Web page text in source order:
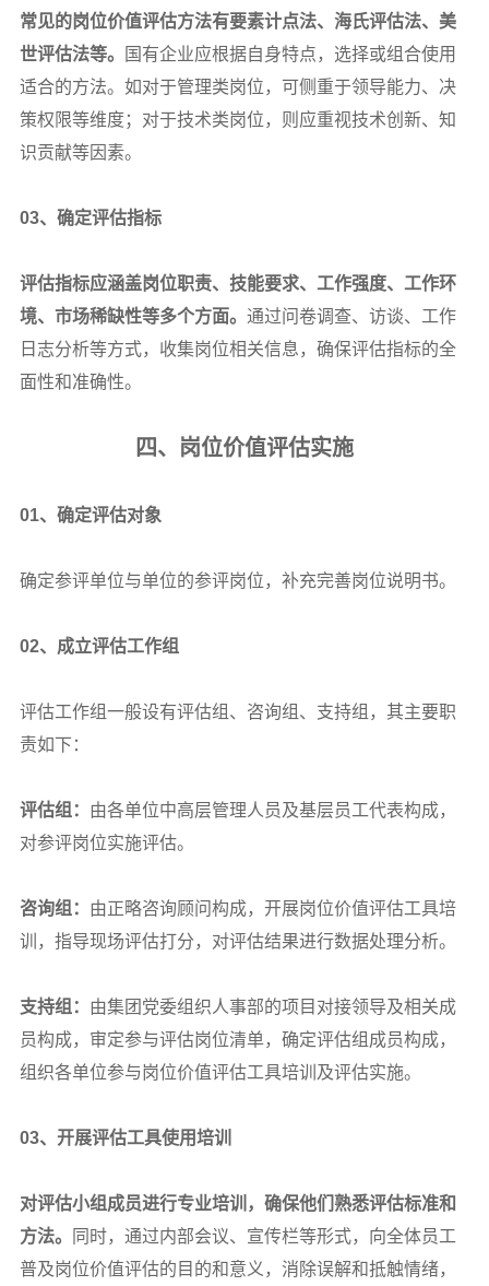
常见的岗位价值评估方法有要素计点法、海氏评估法、美
世评估法等。
国有企业应根据自身特点，选择或组合使用
适合的方法。如对于管理类岗位，可侧重于领导能力、决
策权限等维度；对于技术类岗位，则应重视技术创新、知
识贡献等因素。
03、确定评估指标
评估指标应涵盖岗位职责、技能要求、工作强度、工作环
境、市场稀缺性等多个方面。 通过问卷调查、访谈、工作
日志分析等方式，收集岗位相关信息，确保评估指标的全
面性和准确性。
四、岗位价值评估实施
01、确定评估对象
确定参评单位与单位的参评岗位，补充完善岗位说明书。
02、成立评估工作组
评估工作组一般设有评估组、咨询组、支持组，其主要职
责如下：
评估组： 由各单位中高层管理人员及基层员工代表构成，
对参评岗位实施评估。
咨询组： 由正略咨询顾问构成，开展岗位价值评估工具培
训，指导现场评估打分，对评估结果进行数据处理分析。
支持组： 由集团党委组织人事部的项目对接领导及相关成
员构成，审定参与评估岗位清单，确定评估组成员构成，
组织各单位参与岗位价值评估工具培训及评估实施。
03、开展评估工具使用培训
对评估小组成员进行专业培训，确保他们熟悉评估标准和
方法。
同时，通过内部会议、宣传栏等形式，向全体员工
普及岗位价值评估的目的和意义，消除误解和抵触情绪，